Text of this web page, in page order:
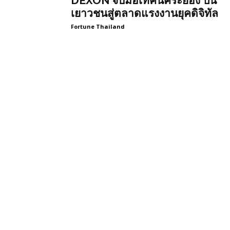
เยาวชนสู่ตลาดแรงงานยุคดิจิทัล
Fortune Thailand